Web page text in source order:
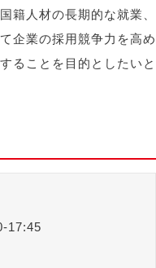
籍人材の長期的な就業、
企業の採用競争力を高め
ることを目的としたいと
17:45